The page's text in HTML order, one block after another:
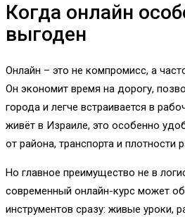
Когда онлайн
выгоден
Онлайн – это не компромисс, а
Он экономит время на дорогу,
города и легче встраивается в
живёт в Израиле, это особенно
от района, транспорта и плотности
Но главное преимущество не в
современный онлайн-курс может
инструментов сразу: живые уроки,